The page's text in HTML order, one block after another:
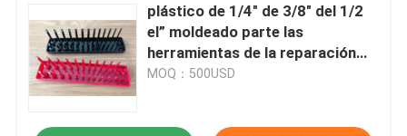
plástico de 1/4" de 3/8" del 1/2
el” moldeado parte las
herramientas de la reparación
auto del tenedor del zócalo
MOQ：500USD